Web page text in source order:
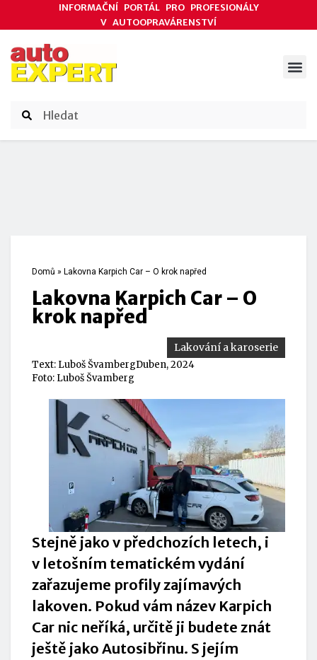
INFORMAČNÍ PORTÁL PRO PROFESIONÁLY
V AUTOOPRAVÁRENSTVÍ
Domů » Lakovna Karpich Car – O krok napřed
Lakovna Karpich Car – O
krok napřed
Lakování a karoserie
Text: Luboš ŠvambergDuben, 2024
Foto: Luboš Švamberg
Stejně jako v předchozích letech, i
v letošním tematickém vydání
zařazujeme profily zajímavých
lakoven. Pokud vám název Karpich
Car nic neříká, určitě ji budete znát
ještě jako Autosibřinu. S jejím